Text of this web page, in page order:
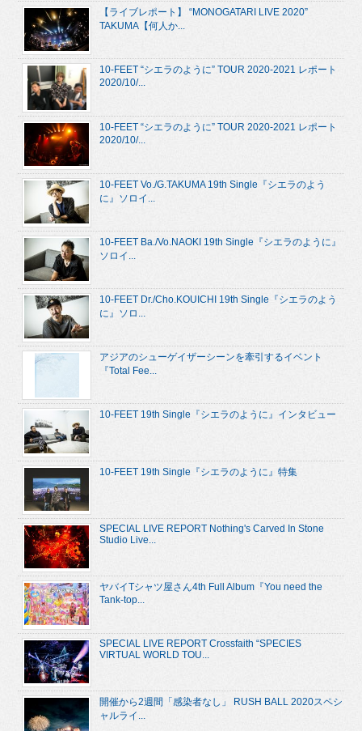
【ライブレポート】 “MONOGATARI LIVE 2020”
TAKUMA【何人か...
10-FEET “シエラのように” TOUR 2020-2021 レポート
2020/10/...
10-FEET “シエラのように” TOUR 2020-2021 レポート
2020/10/...
10-FEET Vo./G.TAKUMA 19th Single『シエラのよう
に』ソロイ...
10-FEET Ba./Vo.NAOKI 19th Single『シエラのように』
ソロイ...
10-FEET Dr./Cho.KOUICHI 19th Single『シエラのよう
に』ソロ...
アジアのシューゲイザーシーンを牽引するイベント
『Total Fee...
10-FEET 19th Single『シエラのように』インタビュー
10-FEET 19th Single『シエラのように』特集
SPECIAL LIVE REPORT Nothing's Carved In Stone
Studio Live...
ヤバイTシャツ屋さん4th Full Album『You need the
Tank-top...
SPECIAL LIVE REPORT Crossfaith “SPECIES
VIRTUAL WORLD TOU...
開催から2週間「感染者なし」 RUSH BALL 2020スペシ
ャルライ...